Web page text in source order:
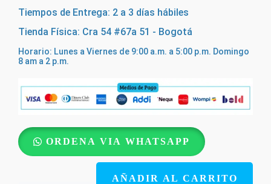
Tiempos de Entrega: 2 a 3 días hábiles
Tienda Física: Cra 54 #67a 51 - Bogotá
Horario: Lunes a Viernes de 9:00 a.m. a 5:00 p.m. Domingo
8 am a 2 p.m.
ORDENA VIA WHATSAPP
AÑADIR AL CARRITO